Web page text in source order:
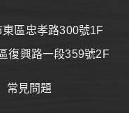
區忠孝路300號1F
復興路一段359號2F
常見問題